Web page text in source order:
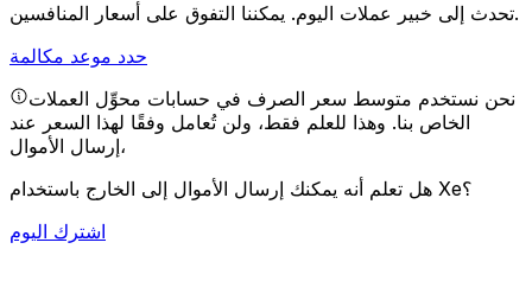
تحدث إلى خبير عملات اليوم.يمكننا التفوق على أسعار المنافسين.
حدد موعد مكالمة
نحن نستخدم متوسط سعر الصرف في حسابات محوِّل العملات
الخاص بنا. وهذا للعلم فقط، ولن تُعامل وفقًا لهذا السعر عند
إرسال الأموال،
هل تعلم أنه يمكنك إرسال الأموال إلى الخارج باستخدام Xe؟
اشترك اليوم